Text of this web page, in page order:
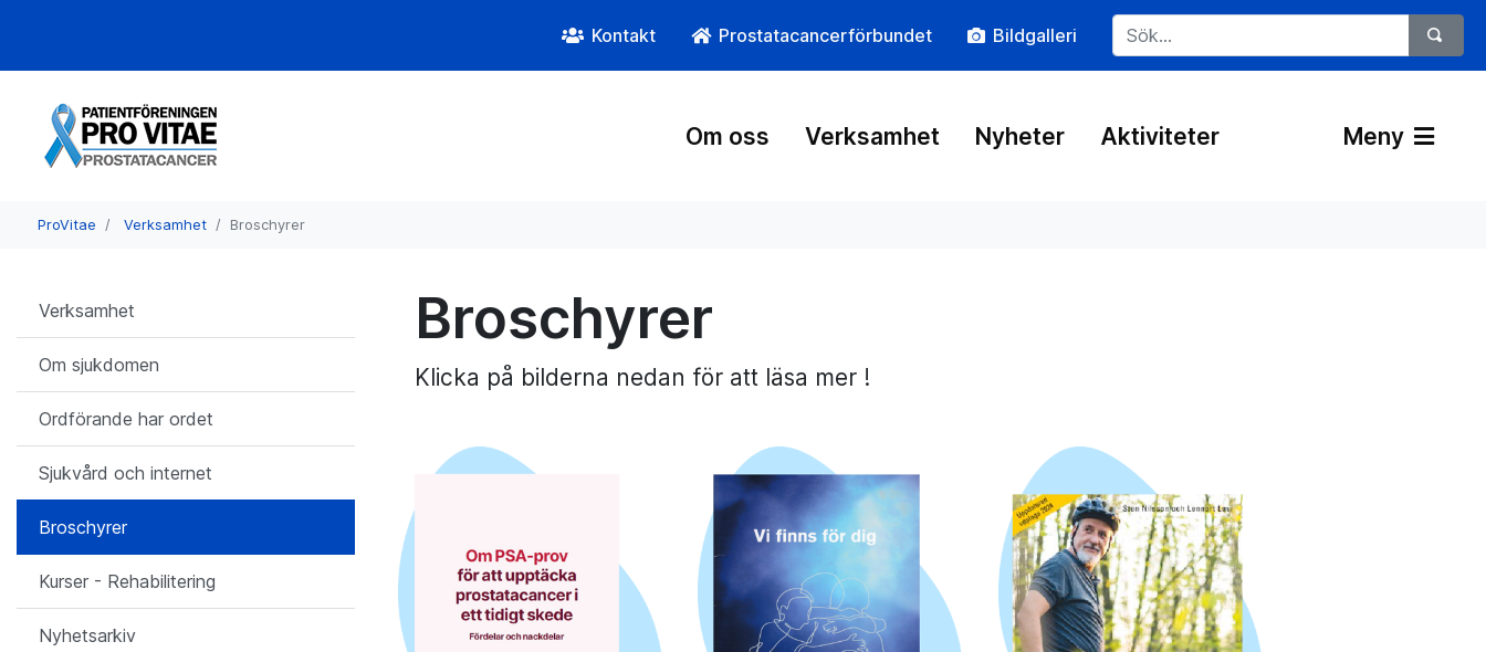
Kontakt Prostatacancerförbundet Bildgalleri
Om oss Verksamhet Nyheter Aktiviteter Meny
ProVitae Verksamhet Broschyrer
Verksamhet
Om sjukdomen
Ordförande har ordet
Sjukvård och internet
Broschyrer
Kurser - Rehabilitering
Nyhetsarkiv
Broschyrer
Klicka på bilderna nedan för att läsa mer !